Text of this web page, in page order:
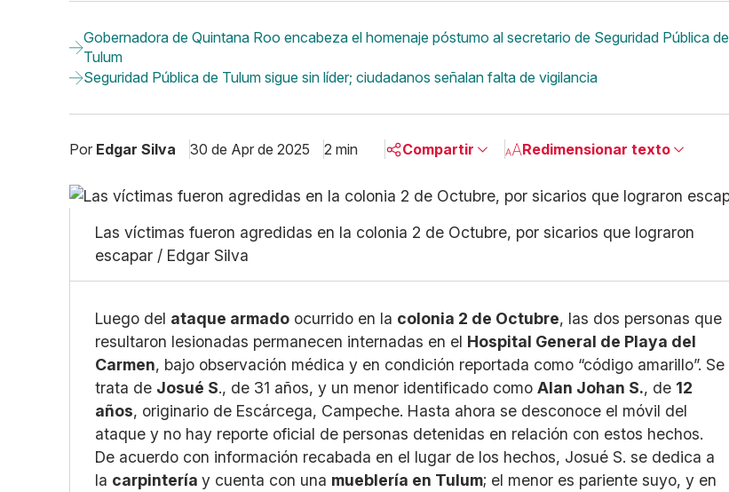
Gobernadora de Quintana Roo encabeza el homenaje póstumo al secretario de Seguridad Pública de
Tulum
Seguridad Pública de Tulum sigue sin líder; ciudadanos señalan falta de vigilancia
Por Edgar Silva 30 de Apr de 2025 2 min Compartir
Linkedin
Facebook
Copiar enlace
Redimensionar texto
Pequeño
Grande
Las víctimas fueron agredidas en la colonia 2 de Octubre, por sicarios que lograron
escapar / Edgar Silva
Luego del ataque armado ocurrido en la colonia 2 de Octubre, las dos personas que
resultaron lesionadas permanecen internadas en el Hospital General de Playa del
Carmen, bajo observación médica y en condición reportada como “código amarillo”. Se
trata de Josué S., de 31 años, y un menor identificado comoAlan Johan S., de 12
años, originario de Escárcega, Campeche. Hasta ahora se desconoce el móvil del
ataque y no hay reporte oficial de personas detenidas en relación con estos hechos.
De acuerdo con información recabada en el lugar de los hechos, Josué S. se dedica a
la carpinteríay cuenta con una mueblería en Tulum; el menor es pariente suyo, y en